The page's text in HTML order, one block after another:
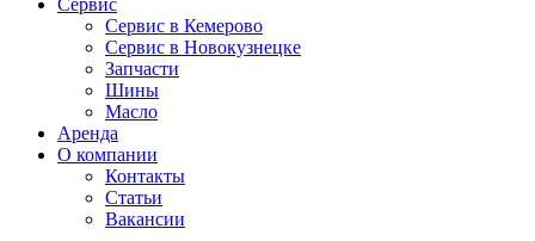
Сервис
Сервис в Кемерово
Сервис в Новокузнецке
Запчасти
Шины
Масло
Аренда
О компании
Контакты
Статьи
Вакансии